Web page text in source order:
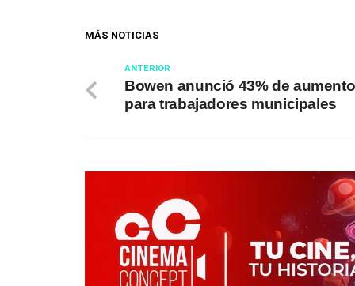
MÁS NOTICIAS
ANTERIOR
Bowen anunció 43% de aumento
para trabajadores municipales